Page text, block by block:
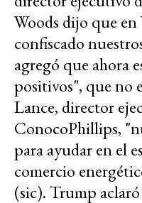
Woods dijo que en
confiscado
agregó que ahora
positivos", que no
Lance, director
ConocoPhillips,
para ayudar en el
comercio
(sic). Trump